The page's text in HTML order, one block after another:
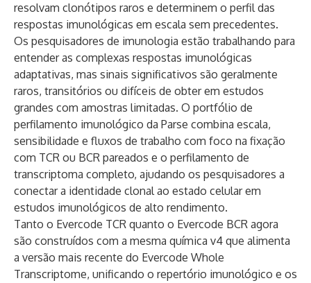
resolvam clonótipos raros e determinem o perfil das
respostas imunológicas em escala sem precedentes.
Os pesquisadores de imunologia estão trabalhando para
entender as complexas respostas imunológicas
adaptativas, mas sinais significativos são geralmente
raros, transitórios ou difíceis de obter em estudos
grandes com amostras limitadas. O portfólio de
perfilamento imunológico da Parse combina escala,
sensibilidade e fluxos de trabalho com foco na fixação
com TCR ou BCR pareados e o perfilamento de
transcriptoma completo, ajudando os pesquisadores a
conectar a identidade clonal ao estado celular em
estudos imunológicos de alto rendimento.
Tanto o Evercode TCR quanto o Evercode BCR agora
são construídos com a mesma química v4 que alimenta
a versão mais recente do Evercode Whole
Transcriptome, unificando o repertório imunológico e os